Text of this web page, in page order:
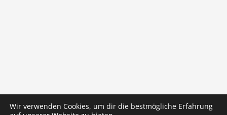
Wir verwenden Cookies, um dir die bestmögliche Erfahrung